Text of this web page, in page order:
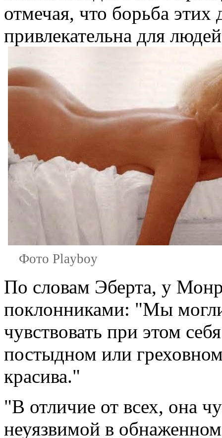
отмечая, что борьба
привлекательна для
Фото Playboy
По словам Эберта, у
поклонниками: "Мы
чувствовать при этом
постыдном или
красива."
"В отличие от всех, она
неуязвимой в обнаженном